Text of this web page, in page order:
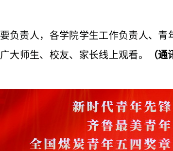
负责人，各学院学生工作负责人、
大师生、校友、家长线上观看。
（